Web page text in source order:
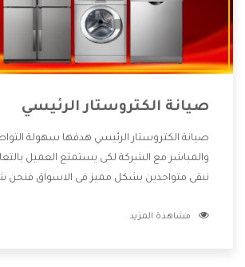
صيانة الكتروستار الرئيسي
صيانة الكتروستار الرئيسي هدفها سهولة
والمباشر مع الشركة لكى يستمتع العميل
نبقى متواجدين بشكل مميز فى الاسواق فنحن
الشركة بها والتى تكون منها خدمة الصيانة التى
مشاهدة المزيد